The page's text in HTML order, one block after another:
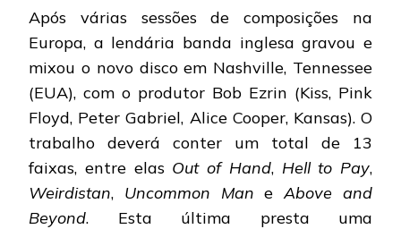
Após várias sessões de composições na
Europa, a lendária banda inglesa gravou e
mixou o novo disco em Nashville, Tennessee
(EUA), com o produtor Bob Ezrin (Kiss, Pink
Floyd, Peter Gabriel, Alice Cooper, Kansas). O
trabalho deverá conter um total de 13
faixas, entre elas Out of Hand, Hell to Pay,
Weirdistan, Uncommon Man eAbove and
Beyond. Esta última presta uma